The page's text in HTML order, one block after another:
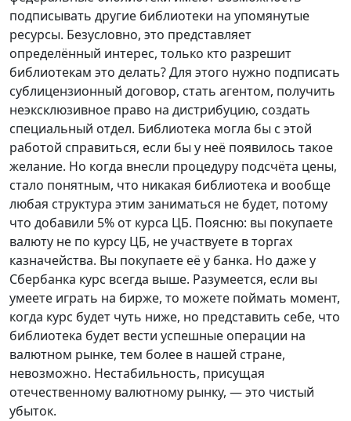
подписывать другие библиотеки на упомянутые
ресурсы. Безусловно, это представляет
определённый интерес, только кто разрешит
библиотекам это делать? Для этого нужно подписать
сублицензионный договор, стать агентом, получить
неэксклюзивное право на дистрибуцию, создать
специальный отдел. Библиотека могла бы с этой
работой справиться, если бы у неё появилось такое
желание. Но когда внесли процедуру подсчёта цены,
стало понятным, что никакая библиотека и вообще
любая структура этим заниматься не будет, потому
что добавили 5% от курса ЦБ. Поясню: вы покупаете
валюту не по курсу ЦБ, не участвуете в торгах
казначейства. Вы покупаете её у банка. Но даже у
Сбербанка курс всегда выше. Разумеется, если вы
умеете играть на бирже, то можете поймать момент,
когда курс будет чуть ниже, но представить себе, что
библиотека будет вести успешные операции на
валютном рынке, тем более в нашей стране,
невозможно. Нестабильность, присущая
отечественному валютному рынку, — это чистый
убыток.